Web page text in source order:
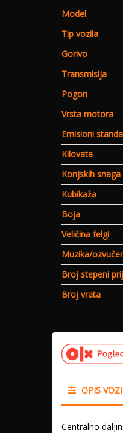
Model
Tip vozila
Gorivo
Transmisija
Pogon
Vrsta motora
Emisioni
Kilovata
Konjskih snaga
Kubikaža
Boja
Veličina felgi
Muzika/
Broj stepeni
Broj vrata
OPIS
Centralno